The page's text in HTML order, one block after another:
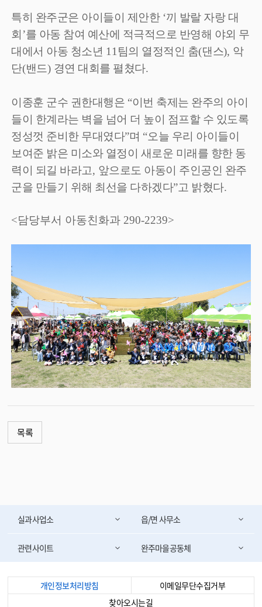
특히 완주군은 아이들이 제안한 ‘끼 발랄 자랑 대
회’를 아동 참여 예산에 적극적으로 반영해 야외 무
대에서 아동 청소년 11 팀의 열정적인 춤(댄스), 악
단(밴드) 경연 대회를 펼쳤다.
이종훈 군수 권한대행은 “이번 축제는 완주의 아이
들이 한계라는 벽을 넘어 더 높이 점프할 수 있도록
정성껏 준비한 무대였다”며 “오늘 우리 아이들이
보여준 밝은 미소와 열정이 새로운 미래를 향한 동
력이 되길 바라고, 앞으로도 아동이 주인공인 완주
군을 만들기 위해 최선을 다하겠다”고 밝혔다.
<담당부서 아동친화과 290-2239>
목록
실과사업소 읍/면 사무소
관련사이트 완주마을공동체
개인정보처리방침
이메일무단수집거부
찾아오시는길